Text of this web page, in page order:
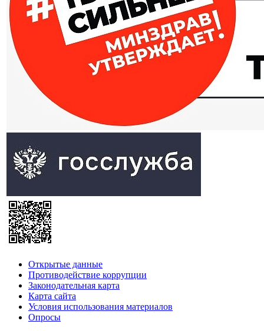
Открытые данные
Противодействие коррупции
Законодательная карта
Карта сайта
Условия использования материалов
Опросы